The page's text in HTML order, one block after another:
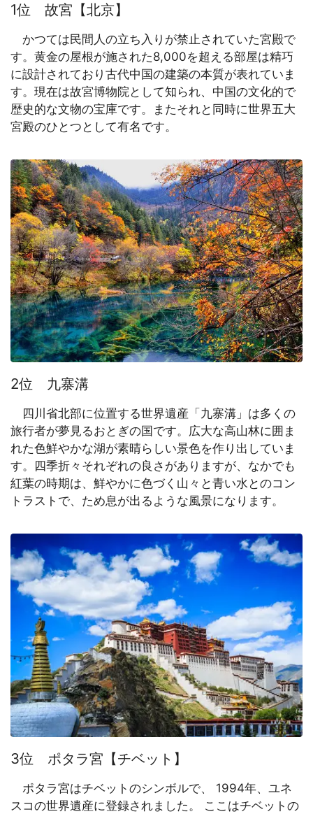
1位 故宮【北京】
かつては民間人の立ち入りが禁止されていた宮殿で
す。黄金の屋根が施された8,000を超える部屋は精巧
に設計されており古代中国の建築の本質が表れていま
す。現在は故宮博物院として知られ、中国の文化的で
歴史的な文物の宝庫です。またそれと同時に世界五大
宮殿のひとつとして有名です。
2位 九寨溝
四川省北部に位置する世界遺産「九寨溝」は多くの
旅行者が夢見るおとぎの国です。広大な高山林に囲ま
れた色鮮やかな湖が素晴らしい景色を作り出していま
す。四季折々それぞれの良さがありますが、なかでも
紅葉の時期は、鮮やかに色づく山々と青い水とのコン
トラストで、ため息が出るような風景になります。
3位 ポタラ宮【チベット】
ポタラ宮はチベットのシンボルで、 1994年、ユネ
スコの世界遺産に登録されました。 ここはチベットの